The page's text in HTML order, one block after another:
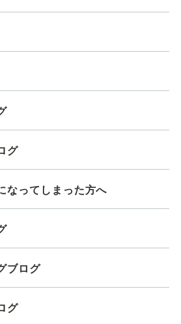
グ
なってしまった方へ
ブログ
グ